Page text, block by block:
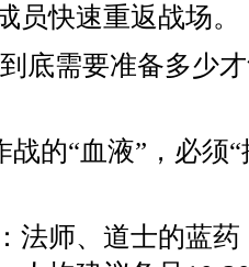
员快速重返战场。
底需要准备多少
战的“血液”，必须
法师、道士的蓝